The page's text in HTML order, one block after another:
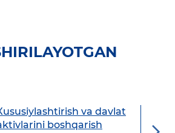
va davlat
boshqarish